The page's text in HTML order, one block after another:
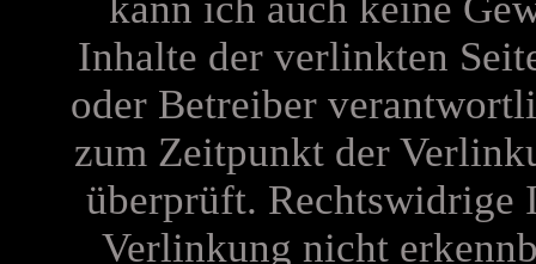
Inhalte der verlinkten
oder Betreiber
zum Zeitpunkt der
überprüft. Rechtswidrige
Verlinkung nicht